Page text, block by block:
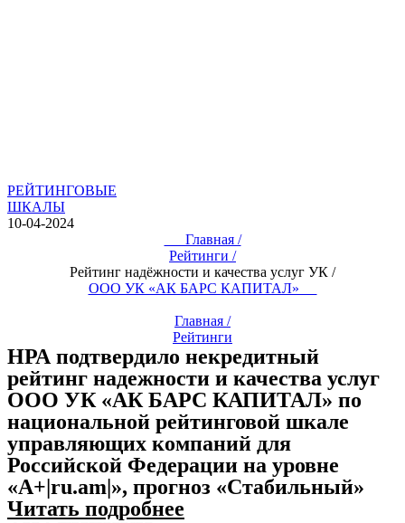
РЕЙТИНГОВЫЕ
ШКАЛЫ
10-04-2024
Главная /
Рейтинги /
Рейтинг надёжности и качества услуг УК /
ООО УК «АК БАРС КАПИТАЛ»
Главная /
Рейтинги
НРА подтвердило некредитный
рейтинг надежности и качества услуг
ООО УК «АК БАРС КАПИТАЛ» по
национальной рейтинговой шкале
управляющих компаний для
Российской Федерации на уровне
«А+|ru.am|», прогноз «Стабильный»
Читать подробнее